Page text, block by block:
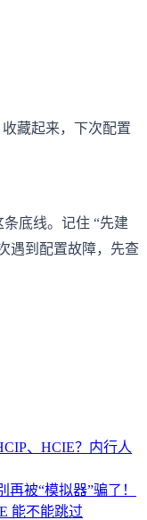
藏起来，下次配置
底线。记住 “先建
遇到配置故障，先查
、HCIE？内行人
被“模拟器”骗了！
能不能跳过